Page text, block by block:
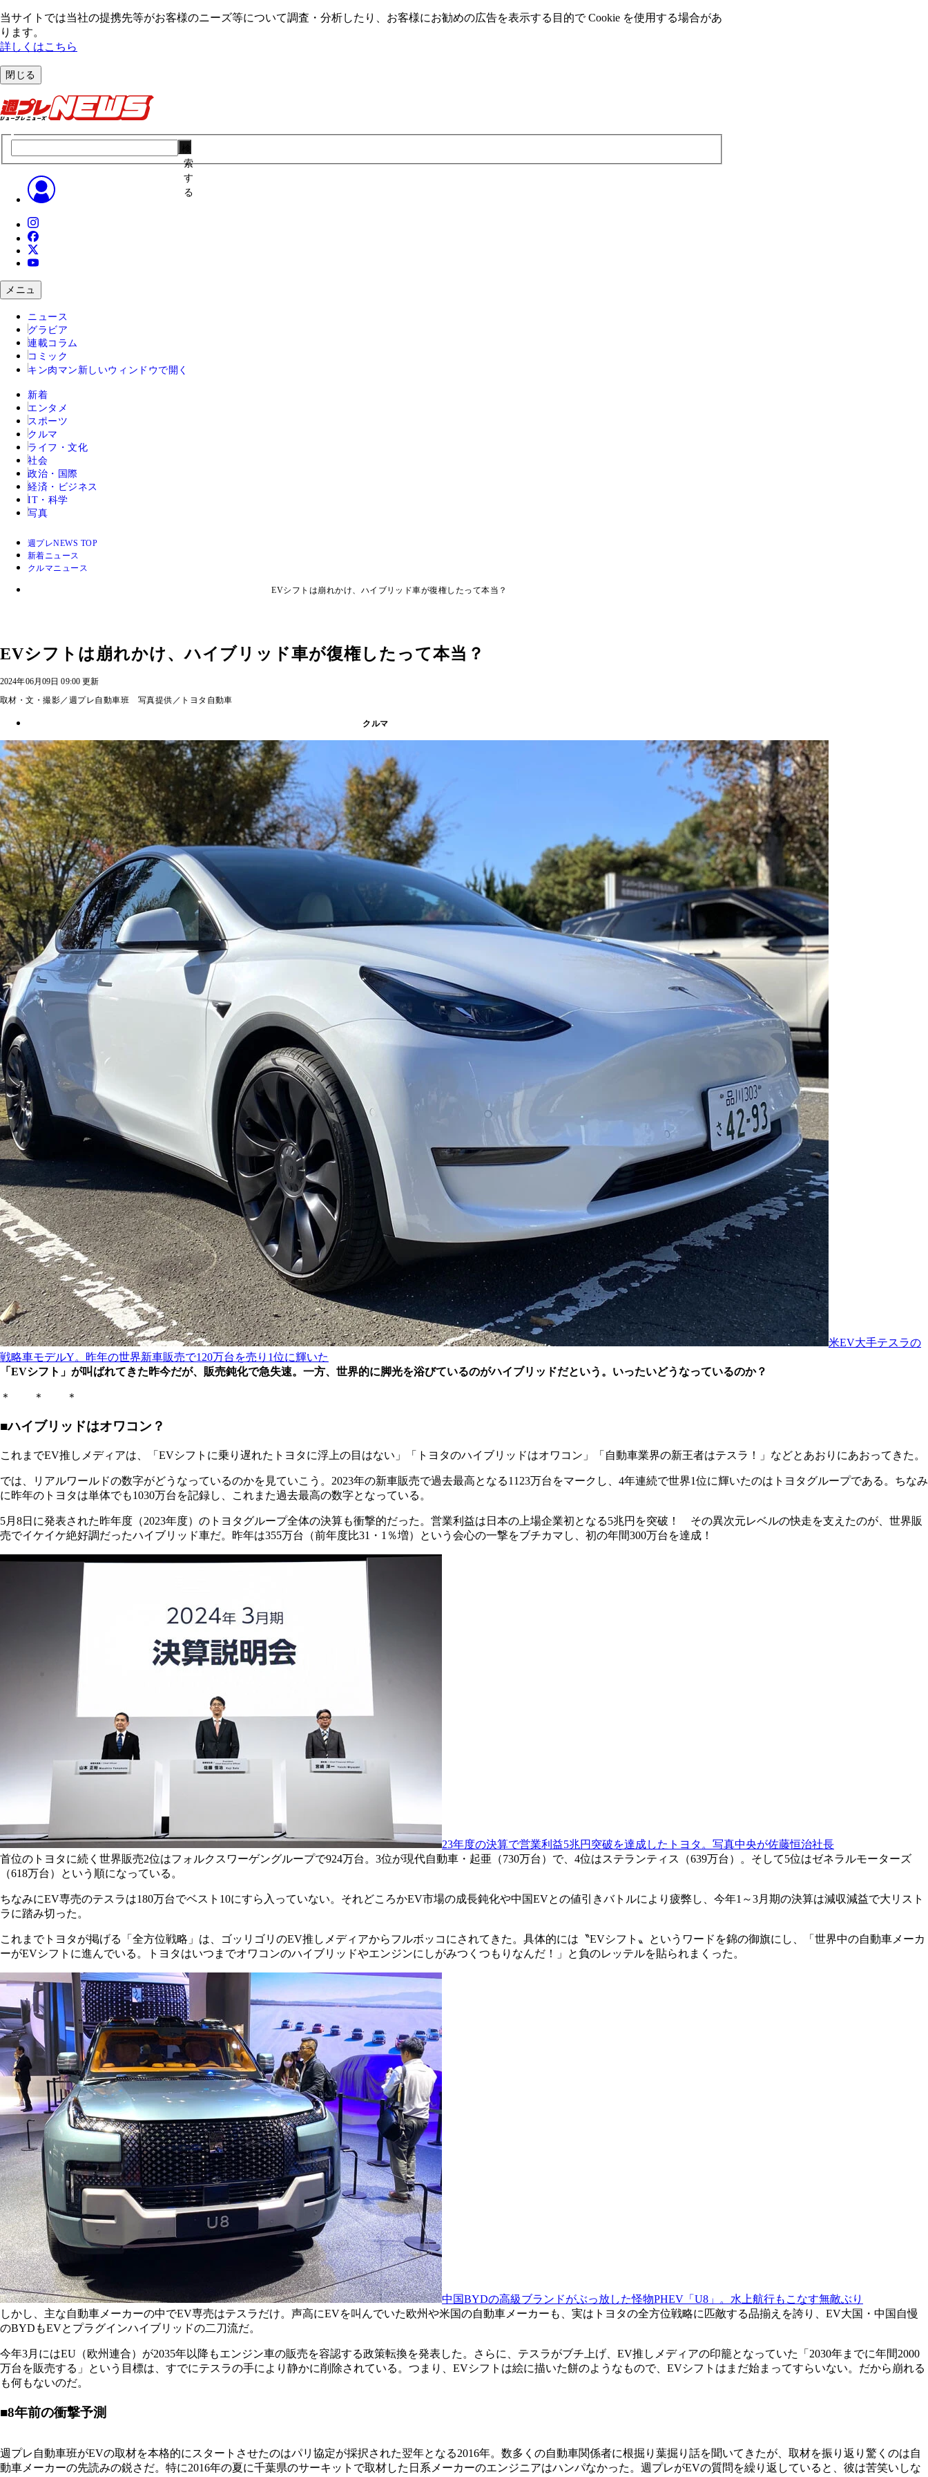
当サイトでは当社の提携先等がお客様のニーズ等について調査・分析したり、お客様にお勧めの広告を表⽰する⽬的で Cookie を使⽤する場合があ
ります。
詳しくはこちら
閉じる
索
す
る
メニュ
ニュース
グラビア
連載コラム
コミック
キン肉マン 新しいウィンドウで開く
新着
エンタメ
スポーツ
クルマ
ライフ・文化
社会
政治・国際
経済・ビジネス
IT・科学
写真
週プレNEWS TOP
新着ニュース
クルマニュース
EVシフトは崩れかけ、ハイブリッド車が復権したって本当？
EVシフトは崩れかけ、ハイブリッド車が復権したって本当？
2024年06月09日 09:00 更新
取材・文・撮影／週プレ自動車班 写真提供／トヨタ自動車
クルマ
米EV大手テスラの
戦略車モデルY。昨年の世界新車販売で120万台を売り1位に輝いた
「EVシフト」が叫ばれてきた昨今だが、販売鈍化で急失速。一方、世界的に脚光を浴びているのがハイブリッドだという。いったいどうなっているのか？
＊ ＊ ＊
■ハイブリッドはオワコン？
これまでEV推しメディアは、「EVシフトに乗り遅れたトヨタに浮上の目はない」「トヨタのハイブリッドはオワコン」「自動車業界の新王者はテスラ！」などとあおりにあおってきた。
では、リアルワールドの数字がどうなっているのかを見ていこう。2023年の新車販売で過去最高となる1123万台をマークし、4年連続で世界1位に輝いたのはトヨタグループである。ちなみ
に昨年のトヨタは単体でも1030万台を記録し、これまた過去最高の数字となっている。
5月8日に発表された昨年度（2023年度）のトヨタグループ全体の決算も衝撃的だった。営業利益は日本の上場企業初となる5兆円を突破！ その異次元レベルの快走を支えたのが、世界販
売でイケイケ絶好調だったハイブリッド車だ。昨年は355万台（前年度比31・1％増）という会心の一撃をブチカマし、初の年間300万台を達成！
23年度の決算で営業利益5兆円突破を達成したトヨタ。写真中央が佐藤恒治社長
首位のトヨタに続く世界販売2位はフォルクスワーゲングループで924万台。3位が現代自動車・起亜（730万台）で、4位はステランティス（639万台）。そして5位はゼネラルモーターズ
（618万台）という順になっている。
ちなみにEV専売のテスラは180万台でベスト10にすら入っていない。それどころかEV市場の成長鈍化や中国EVとの値引きバトルにより疲弊し、今年1～3月期の決算は減収減益で大リスト
ラに踏み切った。
これまでトヨタが掲げる「全方位戦略」は、ゴッリゴリのEV推しメディアからフルボッコにされてきた。具体的には〝EVシフト〟というワードを錦の御旗にし、「世界中の自動車メーカ
ーがEVシフトに進んでいる。トヨタはいつまでオワコンのハイブリッドやエンジンにしがみつくつもりなんだ！」と負のレッテルを貼られまくった。
中国BYDの高級ブランドがぶっ放した怪物PHEV「U8」。水上航行もこなす無敵ぶり
しかし、主な自動車メーカーの中でEV専売はテスラだけ。声高にEVを叫んでいた欧州や米国の自動車メーカーも、実はトヨタの全方位戦略に匹敵する品揃えを誇り、EV大国・中国自慢
のBYDもEVとプラグインハイブリッドの二刀流だ。
今年3月にはEU（欧州連合）が2035年以降もエンジン車の販売を容認する政策転換を発表した。さらに、テスラがブチ上げ、EV推しメディアの印籠となっていた「2030年までに年間2000
万台を販売する」という目標は、すでにテスラの手により静かに削除されている。つまり、EVシフトは絵に描いた餅のようなもので、EVシフトはまだ始まってすらいない。だから崩れる
も何もないのだ。
■8年前の衝撃予測
週プレ自動車班がEVの取材を本格的にスタートさせたのはパリ協定が採択された翌年となる2016年。数多くの自動車関係者に根掘り葉掘り話を聞いてきたが、取材を振り返り驚くのは自
動車メーカーの先読みの鋭さだ。特に2016年の夏に千葉県のサーキットで取材した日系メーカーのエンジニアはハンパなかった。週プレがEVの質問を繰り返していると、彼は苦笑いしな